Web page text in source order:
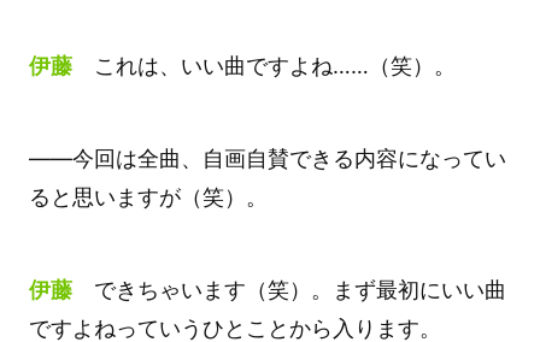
伊藤これは、いい曲ですよね……（笑）。
――今回は全曲、自画自賛できる内容になってい
ると思いますが（笑）。
伊藤できちゃいます（笑）。まず最初にいい曲
ですよねっていうひとことから入ります。